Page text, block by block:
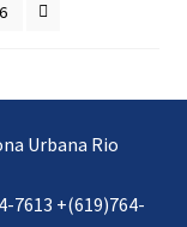
6
Urbana Rio
7613 +(619)764-